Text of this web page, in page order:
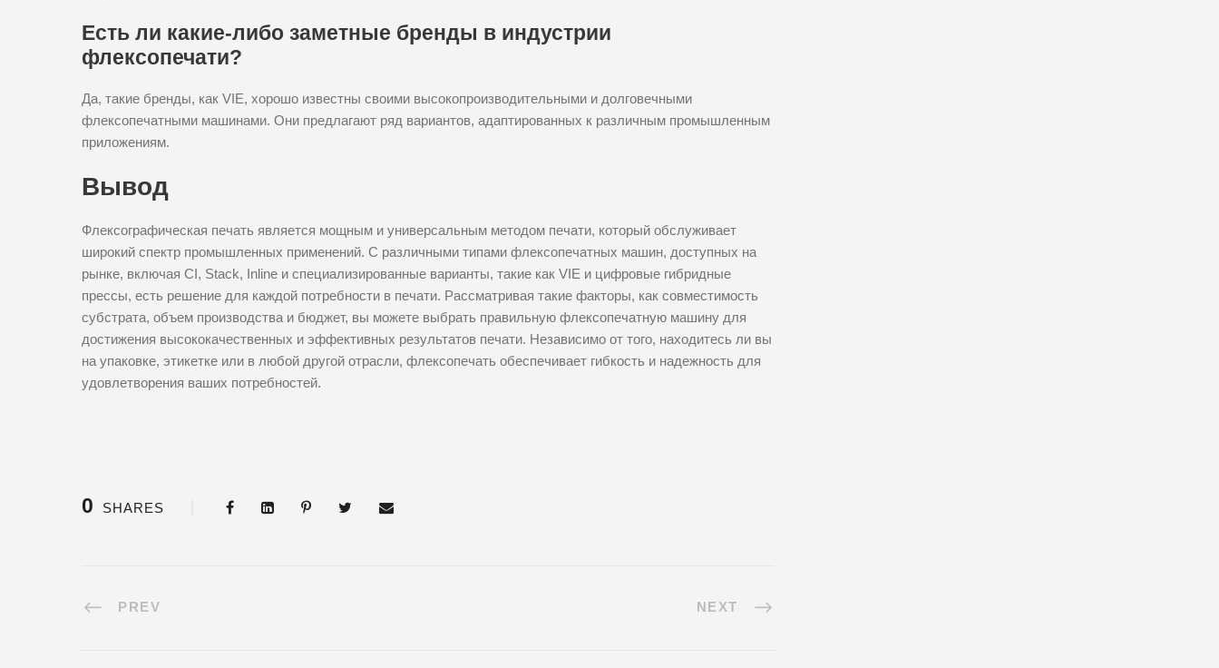
Есть ли какие-либо заметные бренды в индустрии
флексопечати?
Да, такие бренды, как VIE, хорошо известны своими высокопроизводительными и долговечными
флексопечатными машинами. Они предлагают ряд вариантов, адаптированных к различным промышленным
приложениям.
Вывод
Флексографическая печать является мощным и универсальным методом печати, который обслуживает
широкий спектр промышленных применений. С различными типами флексопечатных машин, доступных на
рынке, включая CI, Stack, Inline и специализированные варианты, такие как VIE и цифровые гибридные
прессы, есть решение для каждой потребности в печати. Рассматривая такие факторы, как совместимость
субстрата, объем производства и бюджет, вы можете выбрать правильную флексопечатную машину для
достижения высококачественных и эффективных результатов печати. Независимо от того, находитесь ли вы
на упаковке, этикетке или в любой другой отрасли, флексопечать обеспечивает гибкость и надежность для
удовлетворения ваших потребностей.
0 SHARES
PREV NEXT